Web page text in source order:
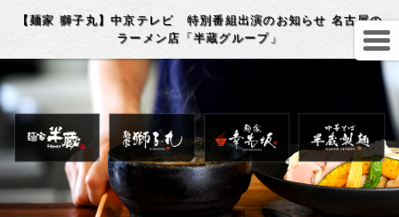
【麺家 獅子丸】中京テレビ 特別番組出演のお知らせ 名古屋の
ラーメン店「半蔵グループ」